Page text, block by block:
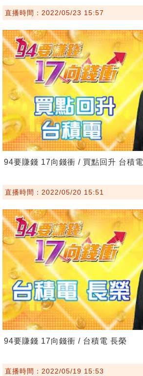
直播時間：2022/05/23 15:57
94要賺錢 17向錢衝 / 買點回升 台積電
直播時間：2022/05/20 15:51
94要賺錢 17向錢衝 / 台積電 長榮
直播時間：2022/05/19 15:53